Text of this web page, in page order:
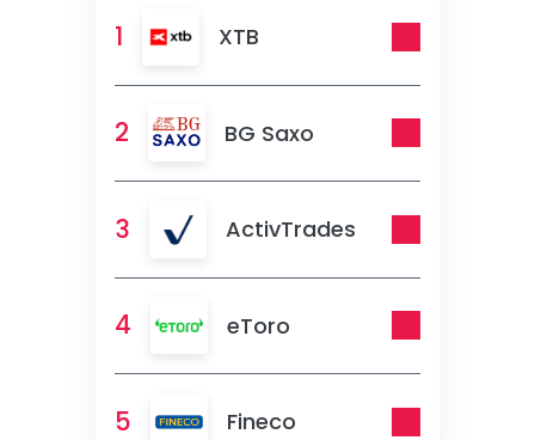
1 XTB
2 BG Saxo
3 ActivTrades
4 eToro
5 Fineco